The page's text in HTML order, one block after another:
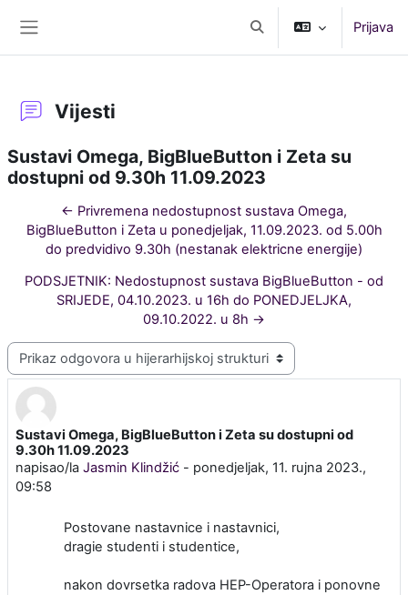
Toggle search inputPrijava
Vijesti
Sustavi Omega, BigBlueButton i Zeta su
dostupni od 9.30h 11.09.2023
← Privremena nedostupnost sustava Omega,
BigBlueButton i Zeta u ponedjeljak, 11.09.2023. od 5.00h
do predvidivo 9.30h (nestanak elektricne energije)
PODSJETNIK: Nedostupnost sustava BigBlueButton - od
SRIJEDE, 04.10.2023. u 16h do PONEDJELJKA,
09.10.2022. u 8h →
Način prikaza
Sustavi Omega, BigBlueButton i Zeta su dostupni od
9.30h 11.09.2023
napisao/la Jasmin Klindžić - ponedjeljak, 11. rujna 2023.,
09:58
Broj odgovora: 0
Postovane nastavnice i nastavnici,
dragie studenti i studentice,
nakon dovrsetka radova HEP-Operatora i ponovne